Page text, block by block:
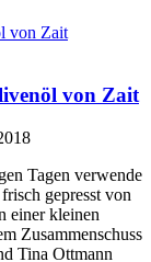
von Zait
Tagen verwende
gepresst von
einer kleinen
Zusammenschuss
Tina Ottmann